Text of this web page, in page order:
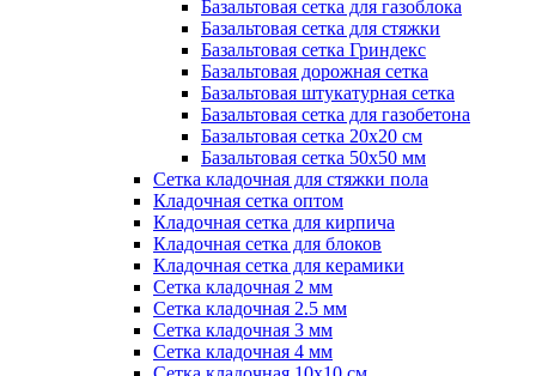
Базальтовая сетка для газоблока
Базальтовая сетка для стяжки
Базальтовая сетка Гриндекс
Базальтовая дорожная сетка
Базальтовая штукатурная сетка
Базальтовая сетка для газобетона
Базальтовая сетка 20x20 см
Базальтовая сетка 50x50 мм
Сетка кладочная для стяжки пола
Кладочная сетка оптом
Кладочная сетка для кирпича
Кладочная сетка для блоков
Кладочная сетка для керамики
Сетка кладочная 2 мм
Сетка кладочная 2.5 мм
Сетка кладочная 3 мм
Сетка кладочная 4 мм